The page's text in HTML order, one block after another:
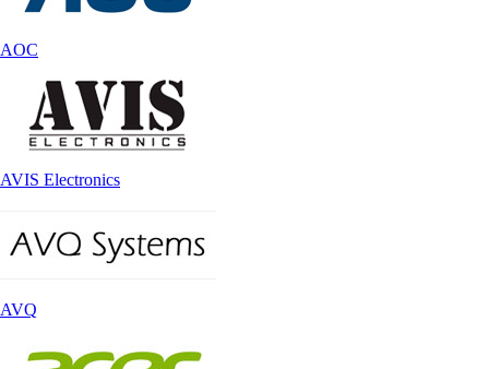
AOC
AVIS Electronics
AVQ